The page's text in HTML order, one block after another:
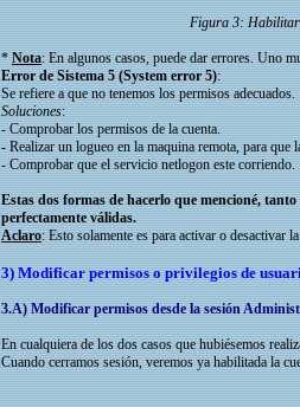
Figura 3: Habilitar
*Nota: En algunos casos, puede dar errores. Uno
Error de Sistema 5 (System error 5):
Se refiere a que no tenemos los permisos adecuados.
Soluciones:
- Comprobar los permisos de la cuenta.
- Realizar un logueo en la maquina remota, para
- Comprobar que el servicio netlogon este corriendo.
Estas dos formas de hacerlo que mencioné,
perfectamente válidas.
Aclaro: Esto solamente es para activar o desactivar
3) Modificar permisos o privilegios de
3.A) Modificar permisos desde la sesión
En cualquiera de los dos casos que hubiésemos
Cuando cerramos sesión, veremos ya habilitada la